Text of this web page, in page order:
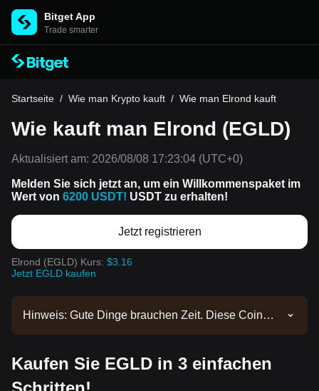
Bitget App
Trade smarter
Startseite / Wie man Krypto kauft / Wie man Elrond kauft
Wie kauft man Elrond (EGLD)
Aktualisiert am: 2026/08/08 17:23:04 (UTC+0)
Melden Sie sich jetzt an, um ein Willkommenspaket im
Wert von 6200 USDT! USDT zu erhalten!
Jetzt registrieren
Elrond (EGLD) Kurs: $3.16
Jetzt EGLD kaufen
Hinweis: Gute Dinge brauchen Zeit. Diese Coin
Listings informiert zu werden. Sobald es auf Bitget
Kaufen Sie EGLD in 3 einfachen